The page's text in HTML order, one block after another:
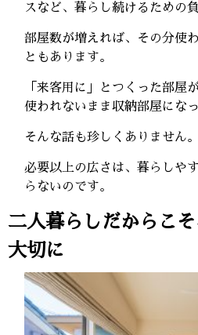
スなど、暮らし続けるための
部屋数が増えれば、その分使
ともあります。
「来客用に」とつくった部屋
使われないまま収納部屋になっ
そんな話も珍しくありません。
必要以上の広さは、暮らしや
らないのです。
二人暮らしだからこ
大切に